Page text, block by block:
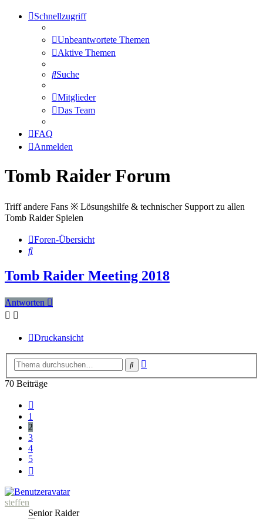
Schnellzugriff
Unbeantwortete Themen
Aktive Themen
Suche
Mitglieder
Das Team
FAQ
Anmelden
Tomb Raider Forum
Triff andere Fans ※ Lösungshilfe & technischer Support zu allen
Tomb Raider Spielen
Foren-Übersicht
Suche
Tomb Raider Meeting 2018
Antworten
Druckansicht
Suche
70 Beiträge
1
2
3
4
5
steffen
Senior Raider